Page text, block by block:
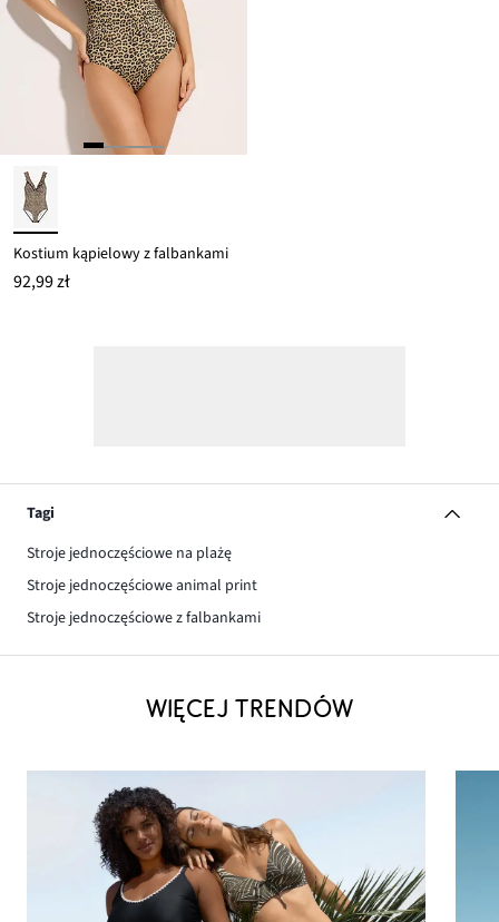
Kostium kąpielowy z falbankami
92,99 zł
Tagi
Stroje jednoczęściowe na plażę
Stroje jednoczęściowe animal print
Stroje jednoczęściowe z falbankami
WIĘCEJ TRENDÓW